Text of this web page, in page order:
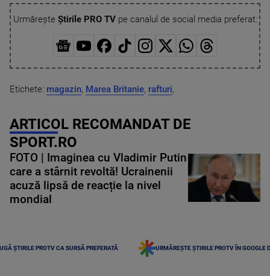
Urmărește Știrile PRO TVpe canalul de social media preferat:
Etichete: magazin, Marea Britanie, rafturi,
ARTICOL RECOMANDAT DE
SPORT.RO
FOTO | Imaginea cu Vladimir Putin
care a stârnit revoltă! Ucrainenii
acuză lipsă de reacție la nivel
mondial
ȘTIRILE PROTV CA SURSĂ PREFERATĂ URMĂREȘTE ȘTIRILE PROTV ÎN GOOGLE